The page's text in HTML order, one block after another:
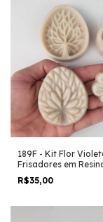
189F - Kit Flor
Frisadores em
R$35,00